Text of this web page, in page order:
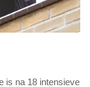
is na 18 intensieve